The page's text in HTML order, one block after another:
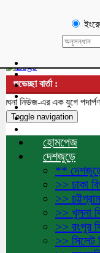
শুভেচ্ছা বার্তা :
নিউজ-এর এক যুগে পদার্পণ
Toggle navigation
হোমপেজ
দেশজুড়ে
**
>> ঢাকা
>>
>> খুলনা
>> রংপুর
>> সিলেট